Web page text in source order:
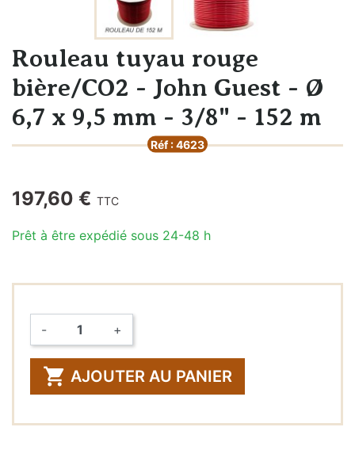
Rouleau tuyau rouge
bière/CO2 - John Guest - Ø
6,7 x 9,5 mm - 3/8" - 152 m
Réf : 4623
197,60 € TTC
Prêt à être expédié sous 24-48 h
Quantité
- +
 AJOUTER AU PANIER